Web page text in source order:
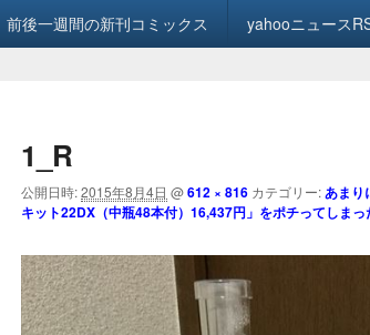
前後一週間の新刊コミックス yahooニュース
1_R
公開日時:2015年8月4日 @612 × 816 カテゴリー:あまり
キット22DX（中瓶48本付）16,437円」をポチってしまっ